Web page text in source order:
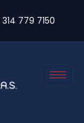
314 779 7150